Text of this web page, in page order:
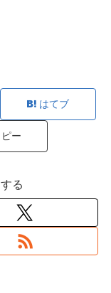
はてブ
ピー
る